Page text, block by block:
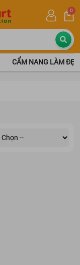
0
CẨM NANG LÀM ĐẸP